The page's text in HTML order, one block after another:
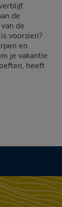
de
de
voorzien?
en
je vakantie
heeft